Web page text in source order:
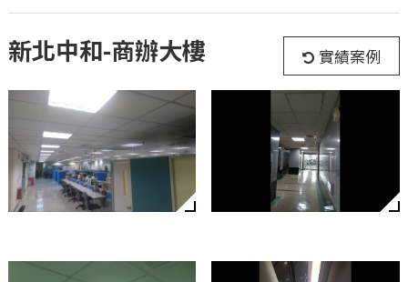
新北中和-商辦大樓 實績案例